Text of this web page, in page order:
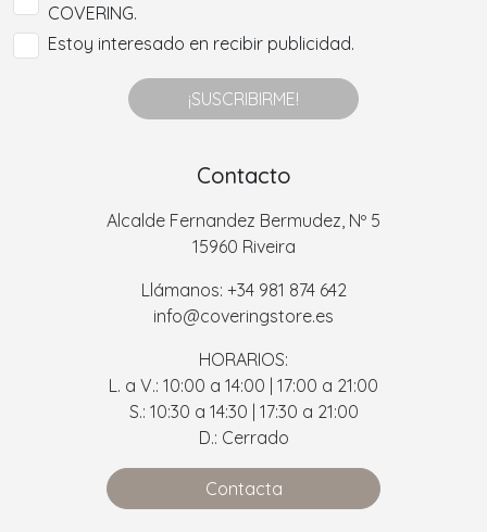
COVERING.
Estoy interesado en recibir publicidad.
¡SUSCRIBIRME!
Contacto
Alcalde Fernandez Bermudez, Nº 5
15960 Riveira
Llámanos: +34 981 874 642
info@coveringstore.es
HORARIOS:
L. a V.: 10:00 a 14:00 | 17:00 a 21:00
S.: 10:30 a 14:30 | 17:30 a 21:00
D.: Cerrado
Contacta